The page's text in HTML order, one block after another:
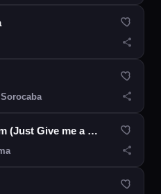
Diz Pra Mim (Just Give me a Reason)